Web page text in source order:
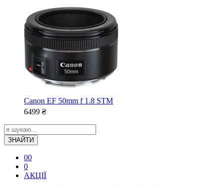
Canon EF 50mm f 1.8 STM
6499 ₴
ЗНАЙТИ
00
0
АКЦІЇ